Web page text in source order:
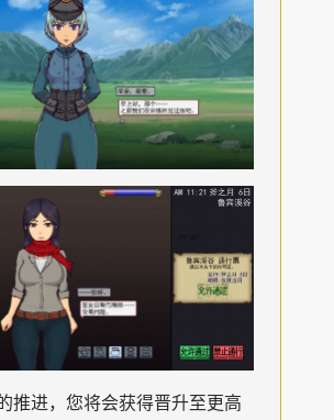
推进，您将会获得晋升至更高